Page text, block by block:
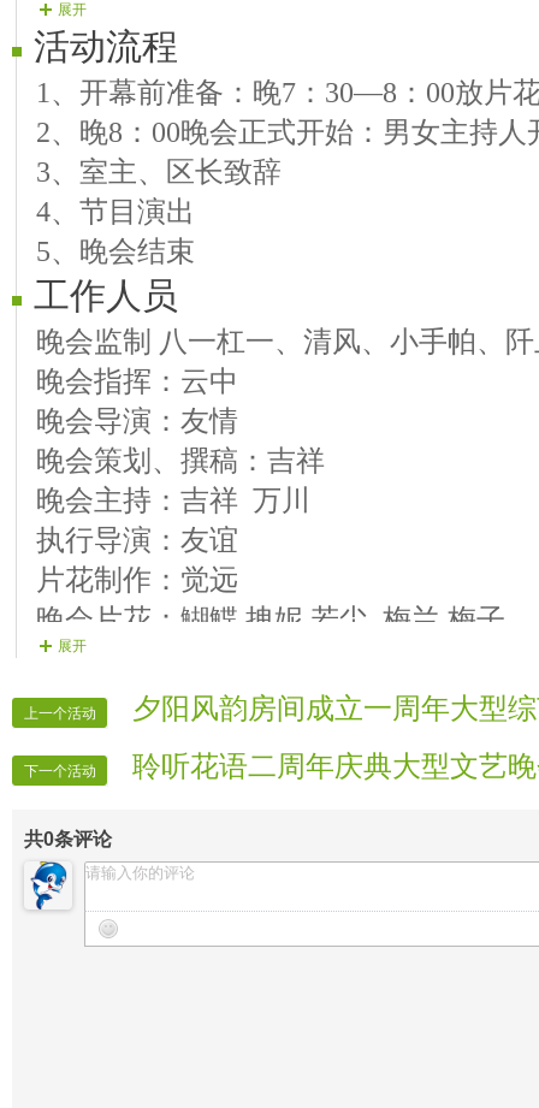
第二篇章：缘来在此
08号演员：明阳 歌曲：小背篓
09号演员：苏苏 歌曲：安静下来
10号演员：偶遇 歌曲：爱在网络
11号演员：蓉儿 歌曲：你的眼神
12号演员：微微 歌曲：悲伤的眼泪逆
13号演员：舒心 歌曲：无悔的选择
14号演员：听歌 歌曲：爱在春风里
第三篇章：和谐鸣盛
15号演员：翩翩 歌曲：好日子
16号演员：安心 歌曲：秋蝉
17号演员：白牡丹 越剧：小乃哥与慧
18号演员：万川 朗诵：翻阅阳光
19号演员：玫瑰 歌曲：为何不在我身
20号演员：知心 歌曲，我在下一个苦
21号演员：蓝天 歌曲：越是拒绝越是
第四篇章：相约明天
22号演员：友谊 歌曲：阳光路上
23号演员：天漠 歌曲：小调情歌
24号演员：冰雪莲 歌曲 ： 甜甜的歌声
26号演员：童话 歌曲：草原等我来
27号演员：歌谣 歌曲：鸿雁
28号演员：友情 歌曲：友谊地久天长
展开
活动流程
1、开幕前准备：晚7：30—8：00放片
2、晚8：00晚会正式开始：男女主持人
3、室主、区长致辞
4、节目演出
5、晚会结束
工作人员
晚会监制 八一杠一、清风、小手帕、
晚会指挥：云中
晚会导演：友情
晚会策划、撰稿：吉祥
晚会主持：吉祥 万川
执行导演：友谊
片花制作：觉远
晚会片花：鰗鰈 拽妮 若尘 梅兰 梅子
晚会录像：紫欣 笑脸
晚会广播：听歌
晚会维护：全体管
展开
上一个活动 夕阳风韵房间成立一周年大型
下一个活动 聆听花语二周年庆典大型文艺
共0条评论